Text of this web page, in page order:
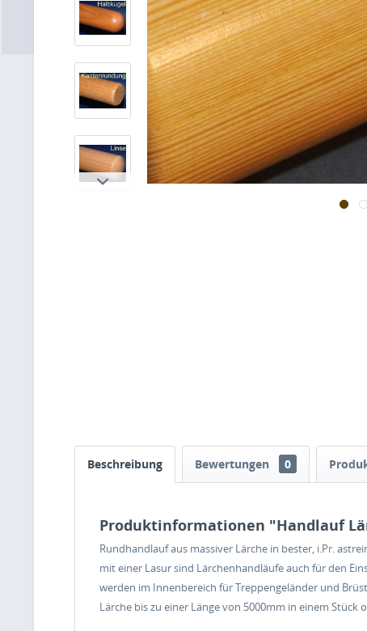
Beschreibung Bewertungen 0
Produktinformationen "Handlauf
Rundhandlauf aus massiver Lärche in bester, i.Pr.
mit einer Lasur sind Lärchenhandläufe auch für den
werden im Innenbereich für Treppengeländer und
Lärche bis zu einer Länge von 5000mm in einem Stück